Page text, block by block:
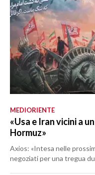
MEDIORIENTE
«Usa e Iran vicini a
Hormuz»
Axios: «Intesa nelle
negoziati per una tregua